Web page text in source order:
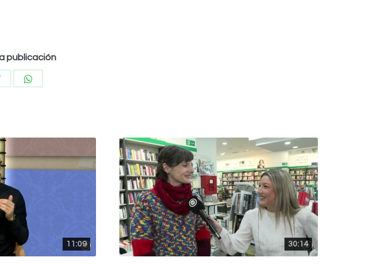
publicación
Compartir
11:09 30:14